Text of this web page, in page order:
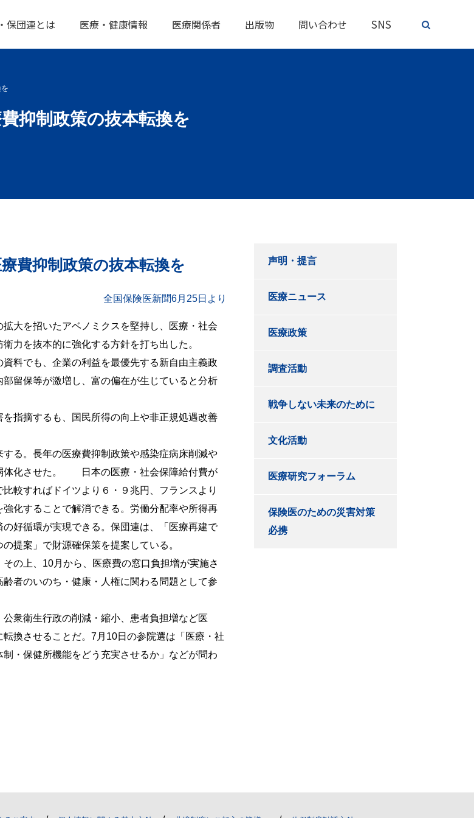
保団連とは 医療・健康情報 医療関係者 出版物 問い合わせ SNS
抑制政策の抜本転換を
費抑制政策の抜本転換を
全国保険医新聞6月25日より
大を招いたアベノミクスを堅持し、医療・社会
力を抜本的に強化する方針を打ち出した。
料でも、企業の利益を最優先する新自由主義政
留保等が激増し、富の偏在が生じていると分析
指摘するも、国民所得の向上や非正規処遇改善
る。長年の医療費抑制政策や感染症病床削減や
体化させた。 日本の医療・社会保障給付費が
較すればドイツより６・９兆円、フランスより
化することで解消できる。労働分配率や所得再
好循環が実現できる。保団連は、「医療再建で
提案」で財源確保策を提案している。
の上、10月から、医療費の窓口負担増が実施さ
者のいのち・健康・人権に関わる問題として参
衆衛生行政の削減・縮小、患者負担増など医
換させることだ。7月10日の参院選は「医療・社
・保健所機能をどう充実させるか」などが問わ
声明・提言
医療ニュース
医療政策
調査活動
戦争しない未来のために
文化活動
医療研究フォーラム
保険医のための災害対策
必携